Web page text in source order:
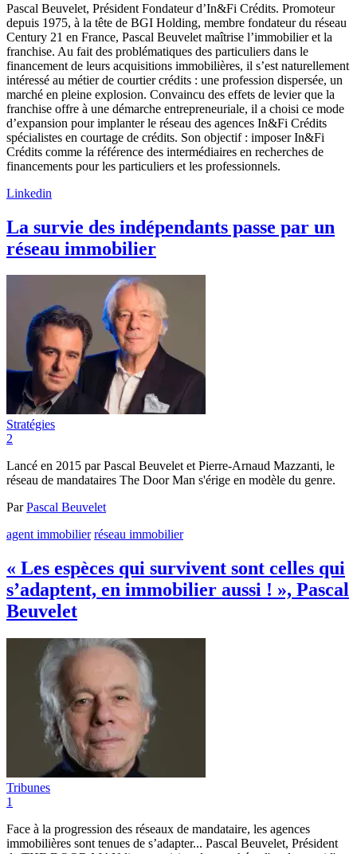
Pascal Beuvelet, Président Fondateur d’In&Fi Crédits. Promoteur
depuis 1975, à la tête de BGI Holding, membre fondateur du réseau
Century 21 en France, Pascal Beuvelet maîtrise l’immobilier et la
franchise. Au fait des problématiques des particuliers dans le
financement de leurs acquisitions immobilières, il s’est naturellement
intéressé au métier de courtier crédits : une profession dispersée, un
marché en pleine explosion. Convaincu des effets de levier que la
franchise offre à une démarche entrepreneuriale, il a choisi ce mode
d’expansion pour implanter le réseau des agences In&Fi Crédits
spécialistes en courtage de crédits. Son objectif : imposer In&Fi
Crédits comme la référence des intermédiaires en recherches de
financements pour les particuliers et les professionnels.
Linkedin
La survie des indépendants passe par un
réseau immobilier
Stratégies
2
Lancé en 2015 par Pascal Beuvelet et Pierre-Arnaud Mazzanti, le
réseau de mandataires The Door Man s'érige en modèle du genre.
ParPascal Beuvelet
agent immobilier réseau immobilier
« Les espèces qui survivent sont celles qui
s’adaptent, en immobilier aussi ! », Pascal
Beuvelet
Tribunes
1
Face à la progression des réseaux de mandataire, les agences
immobilières sont tenues de s’adapter... Pascal Beuvelet, Président